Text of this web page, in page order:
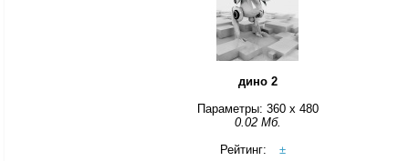
дино 2
Параметры: 360 x 480
0.02 Мб.
Рейтинг:
±